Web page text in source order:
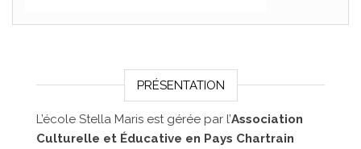
PRÉSENTATION
L’école Stella Maris est gérée par l’Association
Culturelle et Éducative en Pays Chartrain